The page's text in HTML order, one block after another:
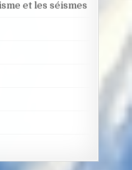
et les séismes